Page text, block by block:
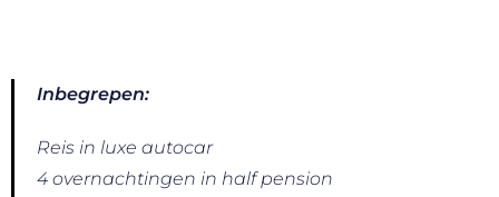
Inbegrepen:
Reis in luxe autocar
4 overnachtingen in half pension